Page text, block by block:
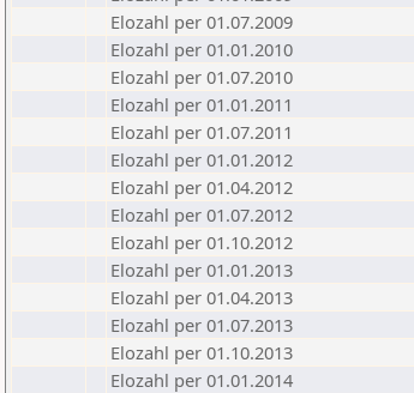
Elozahl per 01.07.2009
Elozahl per 01.01.2010
Elozahl per 01.07.2010
Elozahl per 01.01.2011
Elozahl per 01.07.2011
Elozahl per 01.01.2012
Elozahl per 01.04.2012
Elozahl per 01.07.2012
Elozahl per 01.10.2012
Elozahl per 01.01.2013
Elozahl per 01.04.2013
Elozahl per 01.07.2013
Elozahl per 01.10.2013
Elozahl per 01.01.2014